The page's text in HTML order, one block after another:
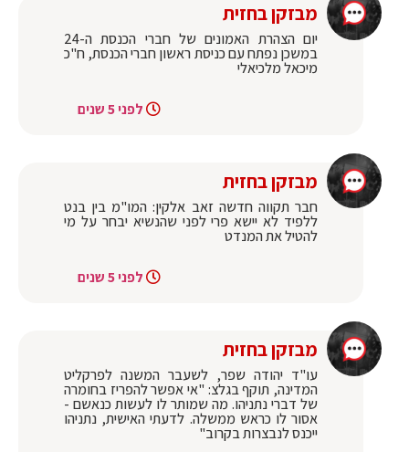
מבזקן בחזית
יום הצהרת האמונים של חברי הכנסת ה-24
במשכן נפתח עם כניסת ראשון חברי הכנסת, ח"כ
מיכאל מלכיאלי
לפני 5 שנים
מבזקן בחזית
חבר תקווה חדשה זאב אלקין: המו"מ בין בנט
ללפיד לא יישא פרי לפני שהנשיא יבחר על מי
להטיל את המנדט
לפני 5 שנים
מבזקן בחזית
עו"ד יהודה שפר, לשעבר המשנה לפרקליט
המדינה, תוקף בגלצ: "אי אפשר להפריז בחומרה
של דברי נתניהו. מה שמותר לו לעשות כנאשם -
אסור לו כראש ממשלה. לדעתי האישית, נתניהו
ייכנס לנבצרות בקרוב"